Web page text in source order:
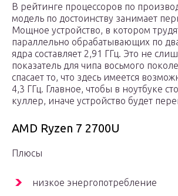
В рейтинге процессоров по
модель по достоинству занимает
Мощное устройство, в котором
параллельно обрабатывающих по два
ядра составляет 2,91 ГГц. Это не
показатель для чипа восьмого
спасает то, что здесь имеется
4,3 ГГц. Главное, чтобы в ноутбуке
куллер, иначе устройство будет
AMD Ryzen 7 2700U
Плюсы
низкое энергопотребление